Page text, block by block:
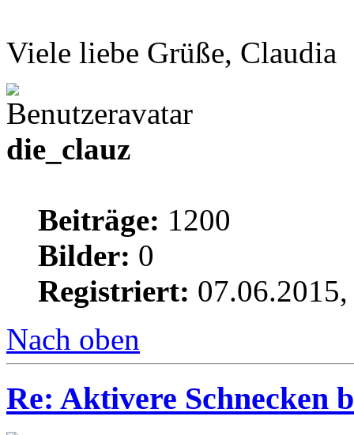
Viele liebe Grüße, Claudia
die_clauz
Beiträge: 1200
Bilder: 0
Registriert:
Nach oben
Re: Aktivere Schnecken